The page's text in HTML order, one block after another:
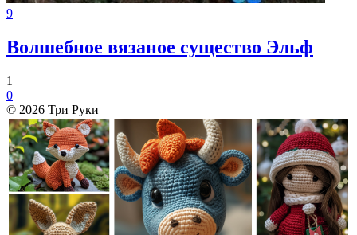
9
Волшебное вязаное существо Эльф
1
0
© 2026 Три Руки